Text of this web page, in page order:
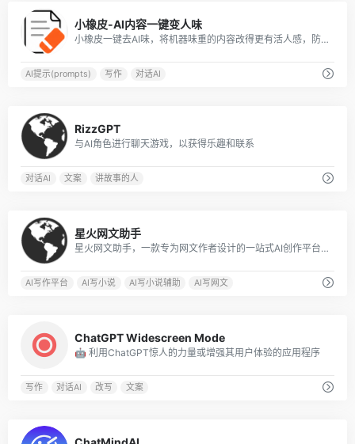
小橡皮-AI内容一键变人味
小橡皮一键去AI味，将机器味重的内容改得更有活人感，防止因为 AI 内容被平台打上 AI 标签，以及限流。发布前检测敏感表达与违禁词，减少内容违规和限流风险发布。
AI提示(prompts) 写作 对话AI
RizzGPT
与AI角色进行聊天游戏，以获得乐趣和联系
对话AI 文案 讲故事的人
星火网文助手
星火网文助手，一款专为网文作者设计的一站式AI创作平台，您只需要简单输入写作需求，可以是您的灵感或想法，星火网文助手便能迅速生成高质量的小说内容，让您的创作更加高效。提供多个AI辅助写作功能，包括提炼热榜、AI智能拆书、卡文灵感启发、细节描写、润色、续写、扩写等服务，免费使用，简单便捷高效
AI写作平台 AI写小说 AI写小说辅助 AI写网文
ChatGPT Widescreen Mode
🤖 利用ChatGPT惊人的力量或增强其用户体验的应用程序
写作 对话AI 改写 文案